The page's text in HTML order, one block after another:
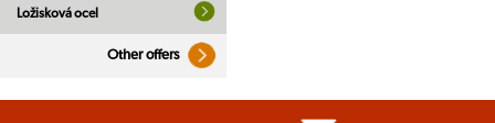
Ložisková ocel
Other offers